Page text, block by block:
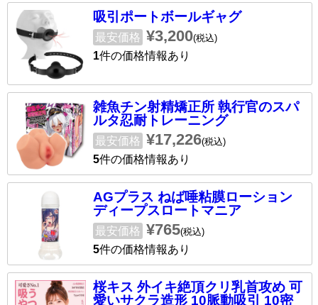
吸引ポートボールギャグ
最安価格 ¥3,200(税込)
1件の価格情報あり
雑魚チン射精矯正所 執行官のスパ
ルタ忍耐トレーニング
最安価格 ¥17,226(税込)
5件の価格情報あり
AGプラス ねば唾粘膜ローション
ディープスロートマニア
最安価格 ¥765(税込)
5件の価格情報あり
桜キス 外イキ絶頂クリ乳首攻め 可
愛いサクラ造形 10脈動吸引 10密